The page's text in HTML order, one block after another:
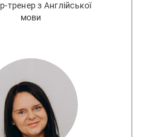
тренер з Англійської
мови